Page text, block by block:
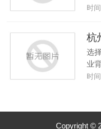
时
杭
选
业
时
Copyright ©